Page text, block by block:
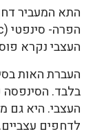
התא המעביר
העצבי נקרא
העברת האות
בלבד.
העצבי. היא גם
לדחפים עצביים.